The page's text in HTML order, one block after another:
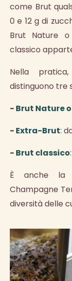
come Brut
0 e 12 g di
Brut Nature
classico
Nella
distinguono tre
- Brut Nature
- Extra-Brut:
- Brut classico:
È anche la
Champagne
diversità delle